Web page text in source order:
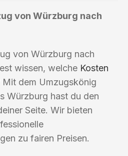
von Würzburg nach
von Würzburg nach
wissen, welche Kosten
dem Umzugskönig
Würzburg hast du den
Seite. Wir bieten
zu fairen Preisen.